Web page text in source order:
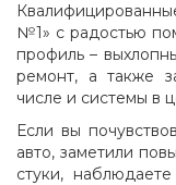
№1» с радостью
профиль –
ремонт, а также
числе и системы в
Если вы
авто, заметили
стуки,